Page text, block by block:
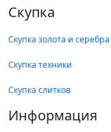
Скупка
Скупка золота и серебра
Скупка техники
Скупка слитков
Информация